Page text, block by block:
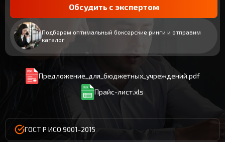
Обсудить с экспертом
Подберем оптимальный боксерские ринги и отправим
каталог
Предложение_для_бюджетных_учреждений.pdf
Прайс-лист.xls
ГОСТ Р ИСО 9001-2015